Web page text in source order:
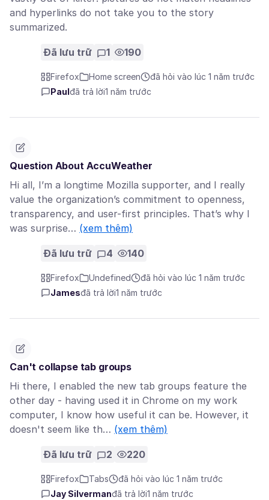
and hyperlinks do not take you to the story
summarized.
Đã lưu trữ 1 190
Firefox Home screen
đã hỏi vào lúc 1 năm trước
Paul đã trả lời1 năm trước
Question About AccuWeather
Hi all, I’m a longtime Mozilla supporter, and I really
value the organization’s commitment to openness,
transparency, and user-first principles. That’s why I
was surprise… (xem thêm)
Đã lưu trữ 4 140
Firefox Undefined
đã hỏi vào lúc 1 năm trước
Jamesđã trả lời1 năm trước
Can't collapse tab groups
Hi there, I enabled the new tab groups feature the
other day - having used it in Chrome on my work
computer, I know how useful it can be. However, it
doesn't seem like th… (xem thêm)
Đã lưu trữ 2 220
Firefox Tabs
đã hỏi vào lúc 1 năm trước
Jay Silvermanđã trả lời1 năm trước